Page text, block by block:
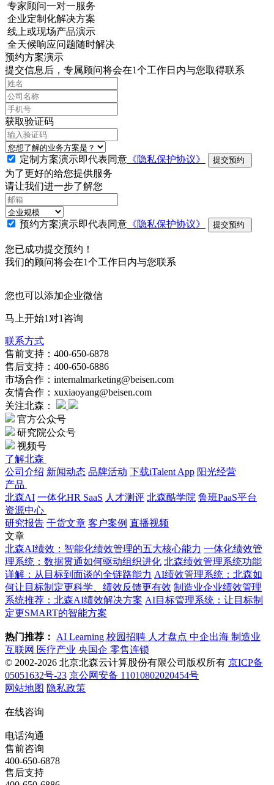
专家顾问一对一服务
企业定制化解决方案
线上或现场产品演示
全天候响应问题随时解决
预约方案演示
提交信息后，专属顾问将会在1个工作日内与您取得联系
获取验证码
定制方案演示即代表同意 《隐私保护协议》 提交预约
为了更好的给您提供服务
请让我们进一步了解您
预约方案演示即代表同意 《隐私保护协议》 提交预约
您已成功提交预约！
我们的顾问将会在1个工作日内与您联系
您也可以添加企业微信
马上开始1对1咨询
联系方式
售前支持：400-650-6878
售后支持：400-650-6886
市场合作：internalmarketing@beisen.com
友情合作：xuxiaoyang@beisen.com
关注北森：
官方公众号
研究院公众号
视频号
了解北森
公司介绍 新闻动态 品牌活动 下载iTalent App 阳光经营
产品
北森AI 一体化HR SaaS 人才测评 北森酷学院 鲁班PaaS平台
资源中心
研究报告 干货文章 客户案例 直播视频
文章
北森AI绩效：智能化绩效管理的五大核心能力 一体化绩效管
理系统：数据贯通如何驱动组织进化 北森绩效管理系统功能
详解：从目标到面谈的全链路能力 AI绩效管理系统：北森如
何让目标制定更科学、绩效反馈更有效 制造业企业绩效管理
系统推荐：北森AI绩效解决方案 AI目标管理系统：让目标制
定更SMART的智能方案
热门推荐： AI Learning 校园招聘 人才盘点 中企出海 制造业
互联网 医疗产业 央国企 零售连锁
© 2002-2026 北京北森云计算股份有限公司版权所有 京ICP备
05051632号-23 京公网安备 11010802020454号
网站地图 隐私政策
在线咨询
电话沟通
售前咨询
400-650-6878
售后支持